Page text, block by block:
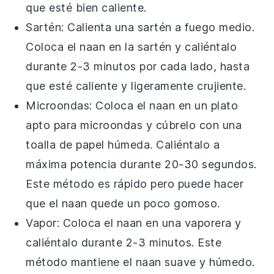
que esté bien caliente.
Sartén: Calienta una sartén a fuego medio.
Coloca el naan en la sartén y caliéntalo
durante 2-3 minutos por cada lado, hasta
que esté caliente y ligeramente crujiente.
Microondas: Coloca el naan en un plato
apto para microondas y cúbrelo con una
toalla de papel húmeda. Caliéntalo a
máxima potencia durante 20-30 segundos.
Este método es rápido pero puede hacer
que el naan quede un poco gomoso.
Vapor: Coloca el naan en una vaporera y
caliéntalo durante 2-3 minutos. Este
método mantiene el naan suave y húmedo.